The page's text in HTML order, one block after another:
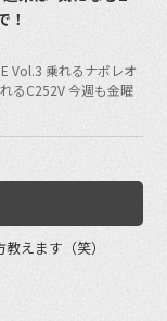
！
Vol.3 乗れるナポレオ
るC252V 今週も金曜
えます（笑）